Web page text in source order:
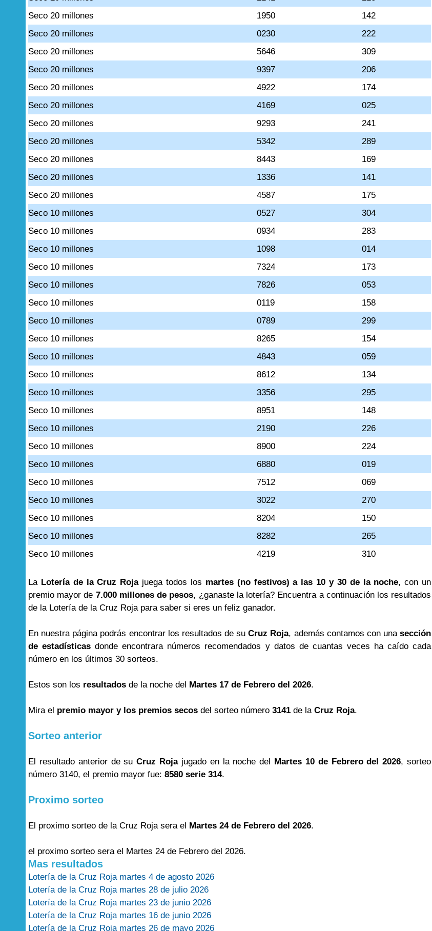
Seco 20 millones
1950
142
Seco 20 millones
0230
222
Seco 20 millones
5646
309
Seco 20 millones
9397
206
Seco 20 millones
4922
174
Seco 20 millones
4169
025
Seco 20 millones
9293
241
Seco 20 millones
5342
289
Seco 20 millones
8443
169
Seco 20 millones
1336
141
Seco 20 millones
4587
175
Seco 10 millones
0527
304
Seco 10 millones
0934
283
Seco 10 millones
1098
014
Seco 10 millones
7324
173
Seco 10 millones
7826
053
Seco 10 millones
0119
158
Seco 10 millones
0789
299
Seco 10 millones
8265
154
Seco 10 millones
4843
059
Seco 10 millones
8612
134
Seco 10 millones
3356
295
Seco 10 millones
8951
148
Seco 10 millones
2190
226
Seco 10 millones
8900
224
Seco 10 millones
6880
019
Seco 10 millones
7512
069
Seco 10 millones
3022
270
Seco 10 millones
8204
150
Seco 10 millones
8282
265
Seco 10 millones
4219 310
La Lotería de la Cruz Rojajuega todos los martes (no festivos) a las 10 y 30 de la noche, con un
premio mayor de 7.000 millones de pesos, ¿ganaste la lotería? Encuentra a continuación los resultados
de la Lotería de la Cruz Roja para saber si eres un feliz ganador.
En nuestra página podrás encontrar los resultados de suCruz Roja, además contamos con unasección
de estadísticas donde encontrara números recomendados y datos de cuantas veces ha caído cada
número en los últimos 30 sorteos.
Estos son los resultados de la noche del Martes 17 de Febrero del 2026.
Mira el premio mayor y los premios secos del sorteo número 3141 de la Cruz Roja.
Sorteo anterior
El resultado anterior de suCruz Rojajugado en la noche del Martes 10 de Febrero del 2026, sorteo
número 3140, el premio mayor fue: 8580 serie 314.
Proximo sorteo
El proximo sorteo de la Cruz Roja sera el Martes 24 de Febrero del 2026.
el proximo sorteo sera el Martes 24 de Febrero del 2026.
Mas resultados
Lotería de la Cruz Roja martes 4 de agosto 2026
Lotería de la Cruz Roja martes 28 de julio 2026
Lotería de la Cruz Roja martes 23 de junio 2026
Lotería de la Cruz Roja martes 16 de junio 2026
Lotería de la Cruz Roja martes 26 de mayo 2026